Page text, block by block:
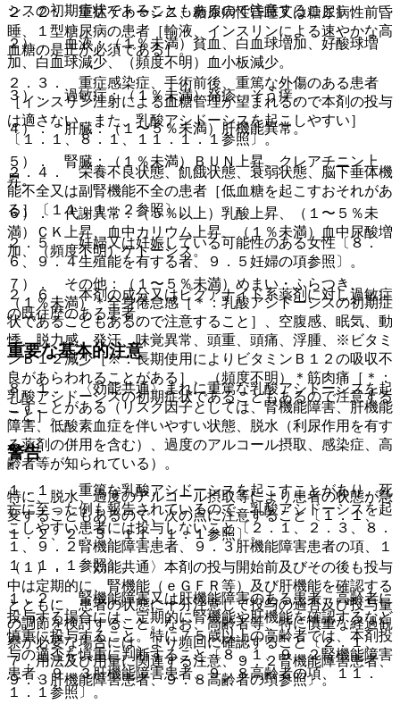
２．２． 重症ケトーシス、糖尿病性昏睡又は糖尿病性前昏
睡、１型糖尿病の患者［輸液、インスリンによる速やかな高
血糖の是正が必須である］。
２．３． 重症感染症、手術前後、重篤な外傷のある患者
［インスリン注射による血糖管理が望まれるので本剤の投与
は適さない、また、乳酸アシドーシスを起こしやすい］
〔１．１、８．１、１１．１．１参照〕。
２．４． 栄養不良状態、飢餓状態、衰弱状態、脳下垂体機
能不全又は副腎機能不全の患者［低血糖を起こすおそれがあ
る］〔１１．１．２参照〕。
２．５． 妊婦又は妊娠している可能性のある女性〔８．
６、９．４生殖能を有する者、９．５妊婦の項参照〕。
２．６． 本剤の成分又はビグアナイド系薬剤に対し過敏症
の既往歴のある患者。
重要な基本的注意
８．１． 〈効能共通〉まれに重篤な乳酸アシドーシスを起
こすことがある（リスク因子としては、腎機能障害、肝機能
障害、低酸素血症を伴いやすい状態、脱水（利尿作用を有す
る薬剤の併用を含む）、過度のアルコール摂取、感染症、高
齢者等が知られている）。
特に、脱水、過度のアルコール摂取等により患者の状態が急
変することもあるので、次の点に注意すること〔１．１、
１．２、２．３、１１．１．１参照〕。
（１）． 〈効能共通〉本剤の投与開始前及びその後も投与
中は定期的に、腎機能（ｅＧＦＲ等）及び肝機能を確認する
とともに、患者の状態に十分注意して投与の適否及び投与量
の調節を検討すること。なお、高齢者等、特に慎重な経過観
察が必要な場合には、より頻回に確認すること〔２．１、
７．用法及び用量に関連する注意、９．２腎機能障害患者、
９．３肝機能障害患者、９．８高齢者の項参照〕。
シスの初期症状であることもあるので注意すること］。
２）． 血液：（１％未満）貧血、白血球増加、好酸球増
加、白血球減少、（頻度不明）血小板減少。
３）． 過敏症：（１％未満）発疹、そう痒。
４）． 肝臓：（１〜５％未満）肝機能異常。
５）． 腎臓：（１％未満）ＢＵＮ上昇、クレアチニン上
昇。
６）． 代謝異常：（５％以上）乳酸上昇、（１〜５％未
満）ＣＫ上昇、血中カリウム上昇、（１％未満）血中尿酸増
加、（頻度不明）ケトーシス。
７）． その他：（１〜５％未満）めまい・ふらつき、
（１％未満）＊全身倦怠感［＊：乳酸アシドーシスの初期症
状であることもあるので注意すること］、空腹感、眠気、動
悸、脱力感、発汗、味覚異常、頭重、頭痛、浮腫、※ビタミ
ンＢ１２減少［※：長期使用によりビタミンＢ１２の吸収不
良があらわれることがある］、（頻度不明）＊筋肉痛［＊：
乳酸アシドーシスの初期症状であることもあるので注意する
こと］。
警告
１．１． 重篤な乳酸アシドーシスを起こすことがあり、死
亡に至った例も報告されているので、乳酸アシドーシスを起
こしやすい患者には投与しないこと〔２．１、２．３、８．
１、９．２腎機能障害患者、９．３肝機能障害患者の項、１
１．１．１参照〕。
１．２． 腎機能障害又は肝機能障害のある患者、高齢者に
投与する場合には、定期的に腎機能や肝機能を確認するなど
慎重に投与すること。特に７５歳以上の高齢者では、本剤投
与の適否を慎重に判断すること〔８．１、９．２腎機能障害
患者、９．３肝機能障害患者、９．８高齢者の項、１１．
１．１参照〕。